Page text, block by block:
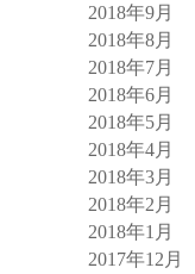
2018年9月
2018年8月
2018年7月
2018年6月
2018年5月
2018年4月
2018年3月
2018年2月
2018年1月
2017年12月